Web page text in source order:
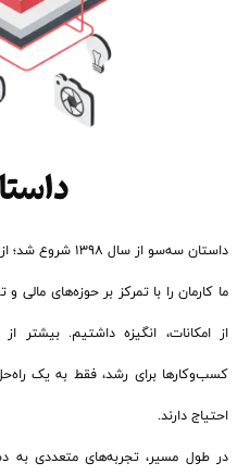
داستان سه‌سو از سال ۱۳۹۸ شروع شد؛ از یک دفتر کوچک، با ایده‌های بزرگ…
ما کارمان را با تمرکز بر حوزه‌های مالی
از امکانات، انگیزه داشتیم. بیشتر
کسب‌وکارها برای رشد، فقط به یک
احتیاج دارند.
در طول مسیر، تجربه‌های متعددی به